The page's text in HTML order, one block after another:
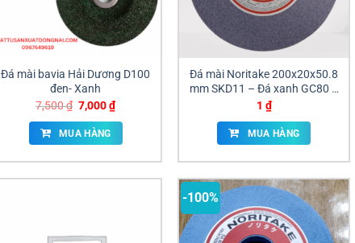
Đá mài bavia Hải Dương D100
đen- Xanh
7,500₫ Giá
là:
7,500 ₫.
7,000₫Giá
hiện
tại
MUA HÀNG
Đá mài Noritake 200x20x50.8
mm SKD11 – Đá xanh GC80 &
Đá cam A46
1 ₫
MUA HÀNG
-100%